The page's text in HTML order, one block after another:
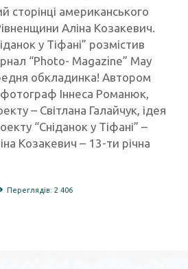
сторінці американського
Аліна Козакевич.
у Тіфані” розмістив
“Photo- Magazine” May
обкладинка! Автором
фотограф Іннеса Романюк,
– Світлана Галайчук, ідея
“Сніданок у Тіфані” –
Козакевич – 13-ти річна
Переглядів: 2 406